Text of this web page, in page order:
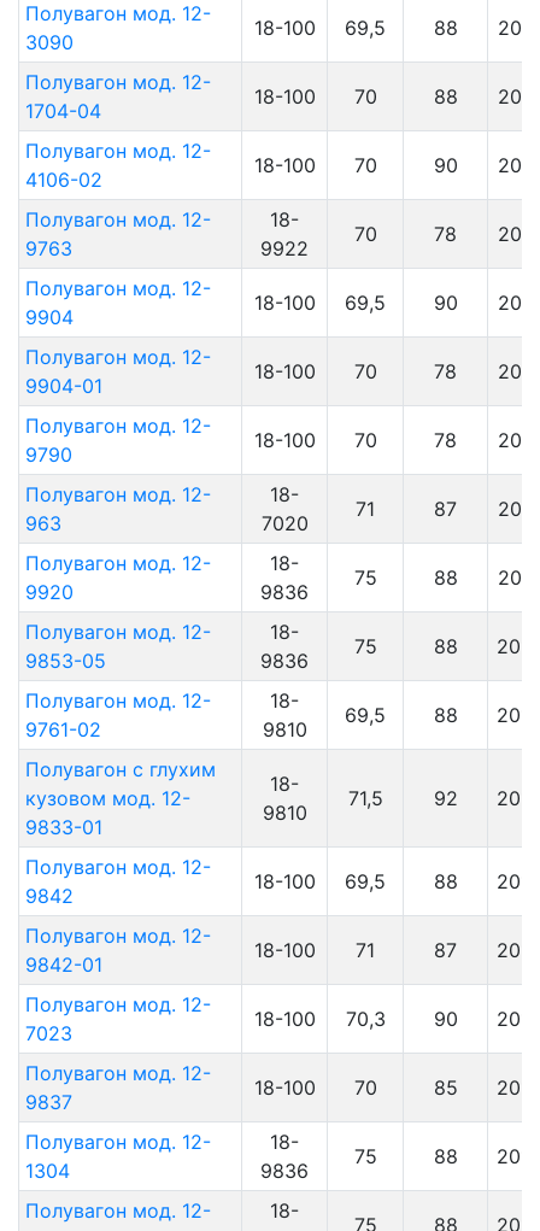
Полувагон мод. 12-
3090
18-100 69,5 88 2011
Полувагон мод. 12-
1704-04
18-100 70 88 2011
Полувагон мод. 12-
4106-02
18-100 70 90 2011
Полувагон мод. 12-
9763
18-
9922
70 78 2011
Полувагон мод. 12-
9904
18-100 69,5 90 2011
Полувагон мод. 12-
9904-01
18-100 70 78 2011
Полувагон мод. 12-
9790
18-100 70 78 2011
Полувагон мод. 12-
963
18-
7020
71 87 2011
Полувагон мод. 12-
9920
18-
9836
75 88 2011
Полувагон мод. 12-
9853-05
18-
9836
75 88 2010
Полувагон мод. 12-
9761-02
18-
9810
69,5 88 2010
Полувагон с глухим
кузовом мод. 12-
9833-01
18-
9810
71,5 92 2010
Полувагон мод. 12-
9842
18-100 69,5 88 2010
Полувагон мод. 12-
9842-01
18-100 71 87 2010
Полувагон мод. 12-
7023
18-100 70,3 90 2010
Полувагон мод. 12-
9837
18-100 70 85 2010
Полувагон мод. 12-
1304
18-
9836
75 88 2010
Полувагон мод. 12-
18-
75 88 2010